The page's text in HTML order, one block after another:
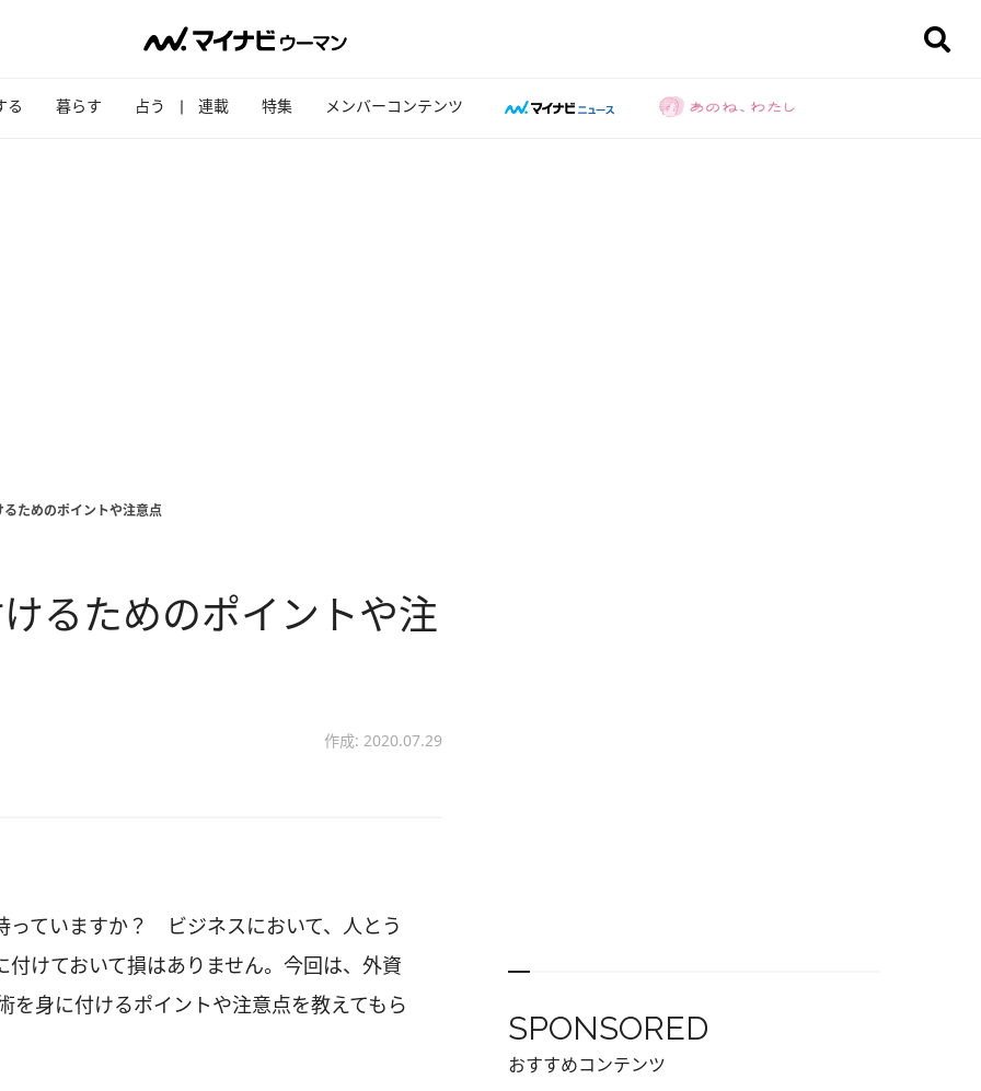
る 暮らす 占う 連載 特集 メンバーコンテンツ
ためのポイントや注意点
るためのポイントや注
作成: 2020.07.29
っていますか？ ビジネスにおいて、人とう
けておいて損はありません。今回は、外資
を身に付けるポイントや注意点を教えてもら
SPONSORED
おすすめコンテンツ